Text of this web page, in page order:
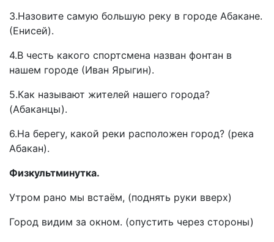
3.Назовите самую большую реку в городе Абакане.
(Енисей).
4.В честь какого спортсмена назван фонтан в
нашем городе (Иван Ярыгин).
5.Как называют жителей нашего города?
(Абаканцы).
6.На берегу, какой реки расположен город? (река
Абакан).
Физкультминутка.
Утром рано мы встаём, (поднять руки вверх)
Город видим за окном. (опустить через стороны)